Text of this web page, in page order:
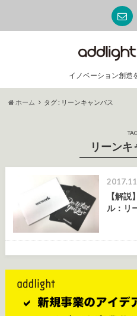
イノベーション創造
ホーム タグ : リーンキャンバス
TAG
リーンキ
【解
ル：リ